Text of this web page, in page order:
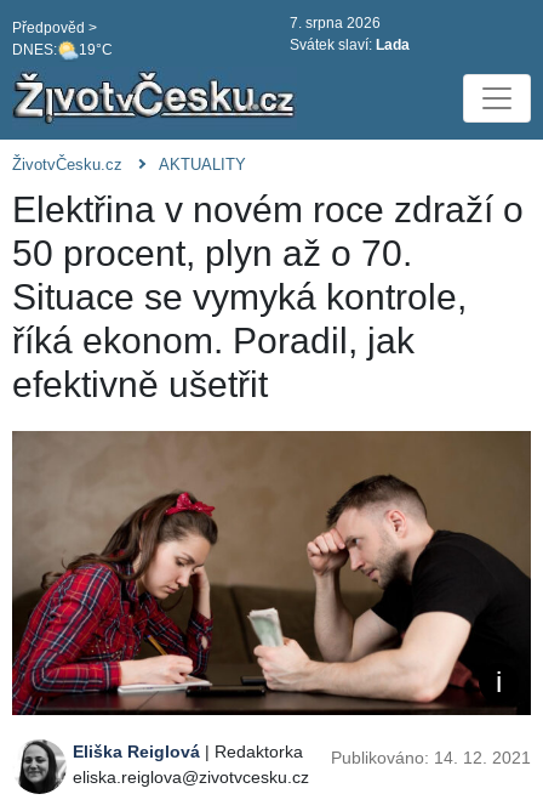
DNES: 19°C
Předpověd >
7. srpna 2026
Svátek slaví: Lada
ŽivotvČesku.cz AKTUALITY
Elektřina v novém roce zdraží o
50 procent, plyn až o 70.
Situace se vymyká kontrole,
říká ekonom. Poradil, jak
efektivně ušetřit
Eliška Reiglová | Redaktorka
eliska.reiglova@zivotvcesku.cz
Publikováno: 14. 12. 2021